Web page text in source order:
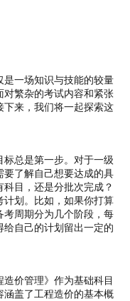
一场知识与技能的较量
对繁杂的考试内容和紧张
下来，我们将一起探索这
总是第一步。对于一级
了解自己想要达成的具
目，还是分批次完成？
划。比如，如果你打算
周期分为几个阶段，每
自己的计划留出一定的
价管理》作为基础科目
涵盖了工程造价的基本概